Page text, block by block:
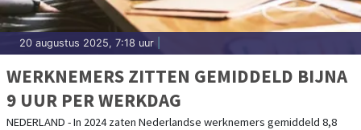
20 augustus 2025, 7:18 uur
WERKNEMERS ZITTEN GEMIDDELD BIJNA
9 UUR PER WERKDAG
NEDERLAND - In 2024 zaten Nederlandse werknemers gemiddeld 8,8